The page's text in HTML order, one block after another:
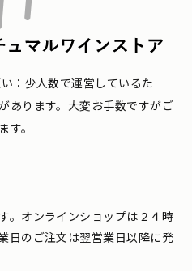
：少人数で運営しているた
あります。大変お手数ですがご
。
。オンラインショップは２４時
日のご注文は翌営業日以降に発